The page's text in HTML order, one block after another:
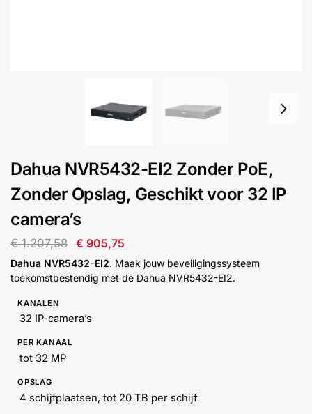
Inbraakbeveiliging
Merken
Outlet SALE
Help &
Dahua NVR5432-EI2 Zonder PoE,
Zonder Opslag, Geschikt voor 32 IP
camera’s
€1.207,58 € 905,75
Dahua NVR5432-EI2. Maak jouw beveiligingssysteem
toekomstbestendig met de Dahua NVR5432-EI2.
KANALEN
32 IP-camera’s
PER KANAAL
tot 32 MP
OPSLAG
4 schijfplaatsen, tot 20 TB per schijf